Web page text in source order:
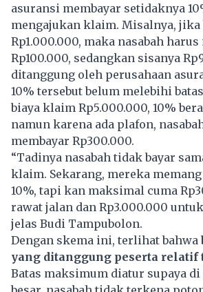
asuransi membayar setidaknya
mengajukan klaim. Misalnya, jika
Rp1.000.000, maka nasabah harus
Rp100.000, sedangkan sisanya
ditanggung oleh perusahaan
10% tersebut belum melebihi
biaya klaim Rp5.000.000, 10%
namun karena ada plafon,
membayar Rp300.000.
“Tadinya nasabah tidak bayar
klaim. Sekarang, mereka
10%, tapi kan maksimal cuma
rawat jalan dan Rp3.000.000
jelas Budi Tampubolon.
Dengan skema ini, terlihat bahwa
yang ditanggung peserta
Batas maksimum diatur supaya